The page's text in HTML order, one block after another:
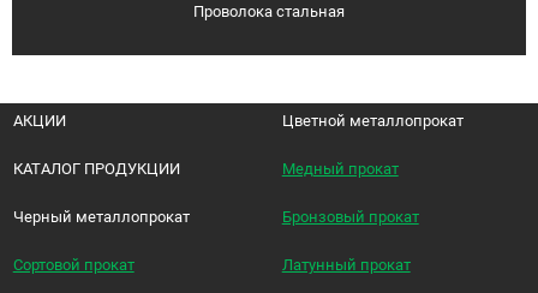
Проволока стальная
АКЦИИ
КАТАЛОГ ПРОДУКЦИИ
Черный металлопрокат
Сортовой прокат
Цветной металлопрокат
Медный прокат
Бронзовый прокат
Латунный прокат